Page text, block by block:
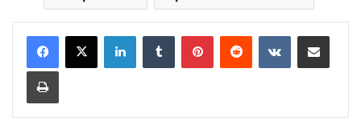
LinkedInTumblr PinterestReddit VKontakteCompartir por
Imprimir